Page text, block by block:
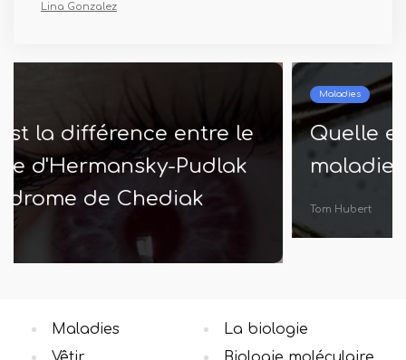
Lina Gonzalez
Quelle est la différence entre la
maladie de Menkes et Wilson
Maladies
La biologie